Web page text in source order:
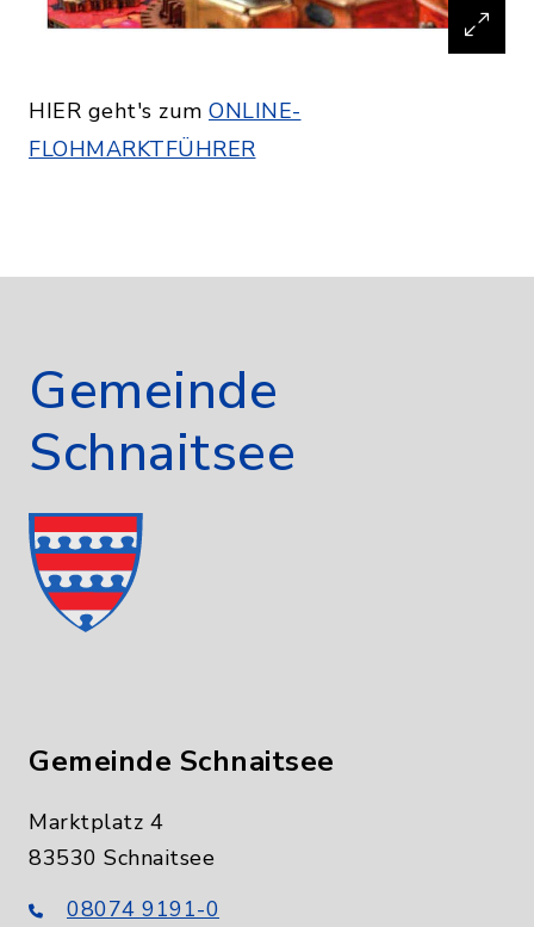
HIER geht's zum ONLINE-
FLOHMARKTFÜHRER
Gemeinde
Schnaitsee
Gemeinde Schnaitsee
Marktplatz 4
83530 Schnaitsee
08074 9191-0